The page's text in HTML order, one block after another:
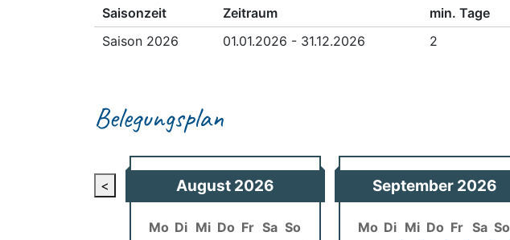
Saisonzeit Zeitraum min. Tage
Saison 2026
01.01.2026 - 31.12.2026 2
Belegungsplan
< August 2026
Mo Di Mi Do Fr Sa So
September 2026
Mo Di Mi Do Fr Sa So